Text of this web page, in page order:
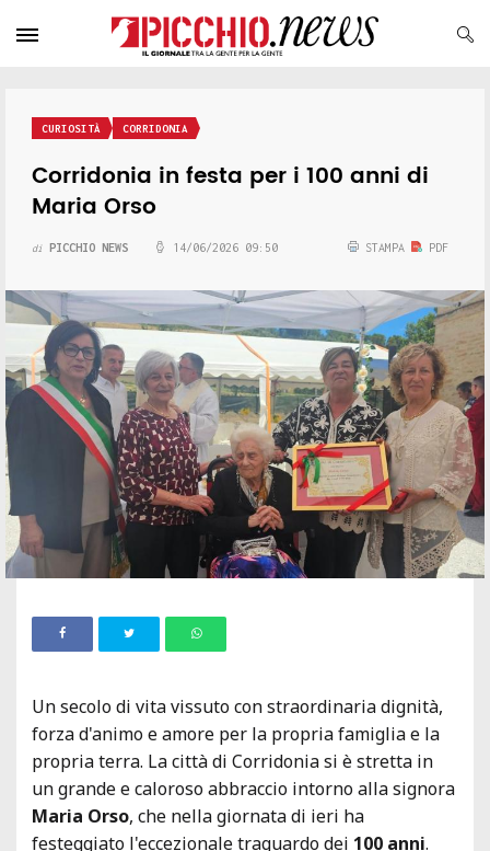
CURIOSITÀ CORRIDONIA
Corridonia in festa per i 100 anni di
Maria Orso
di PICCHIO NEWS 14/06/2026 09:50 STAMPA PDF
Un secolo di vita vissuto con straordinaria dignità,
forza d'animo e amore per la propria famiglia e la
propria terra. La città di Corridonia si è stretta in
un grande e caloroso abbraccio intorno alla signora
Maria Orso, che nella giornata di ieri ha
festeggiato l'eccezionale traguardo dei 100 anni.